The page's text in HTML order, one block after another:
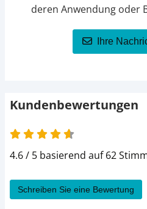
deren Anwendung oder
Ihre
Kundenbewertungen
4.6 / 5 basierend auf 62
Schreiben Sie eine Bewertung